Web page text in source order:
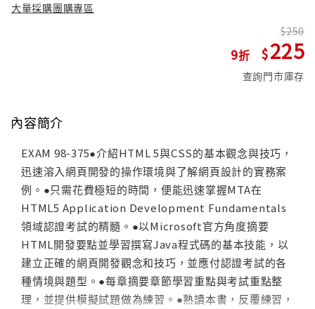
大量採購團購專區
9
250
225
查詢門市庫存
內容簡介
EXAM 98-375●介紹HTML 5與CSS的基本觀念與技巧，
迅速溶入網頁開發的操作環境與了解網頁設計的實務案
例。●只需花費極短的時間，便能迅速掌握MTA在
HTML5 Application Development Fundamentals
領域認證考試的精髓。●以Microsoft官方角度摘要
HTML開發要點並學習撰寫Java程式碼的基本技能，以
建立正確的網頁開發觀念和技巧，並應付認證考試的各
種情境與題型。●每章摘要章節學習重點與考試重點整
理，並提供模擬試題做為練習。●熟讀本書，反覆練習，